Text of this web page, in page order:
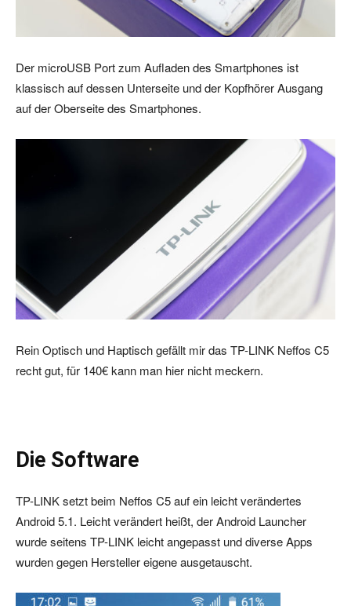
Der microUSB Port zum Aufladen des Smartphones ist
klassisch auf dessen Unterseite und der Kopfhörer Ausgang
auf der Oberseite des Smartphones.
Rein Optisch und Haptisch gefällt mir das TP-LINK Neffos C5
recht gut, für 140€ kann man hier nicht meckern.
Die Software
TP-LINK setzt beim Neffos C5 auf ein leicht verändertes
Android 5.1. Leicht verändert heißt, der Android Launcher
wurde seitens TP-LINK leicht angepasst und diverse Apps
wurden gegen Hersteller eigene ausgetauscht.